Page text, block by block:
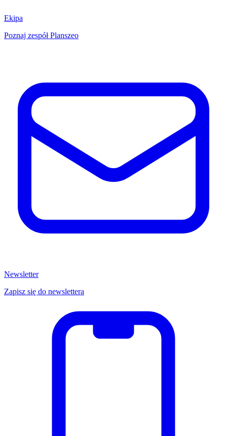
Ekipa
Poznaj zespół Planszeo
Newsletter
Zapisz się do newslettera